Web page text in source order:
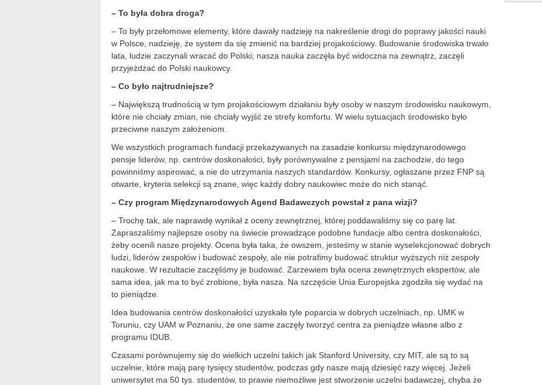
– To była dobra droga?
– To były przełomowe elementy, które dawały nadzieję na nakreślenie drogi do poprawy jakości nauki
w Polsce, nadzieję, że system da się zmienić na bardziej projakościowy. Budowanie środowiska trwało
lata, ludzie zaczynali wracać do Polski; nasza nauka zaczęła być widoczna na zewnątrz, zaczęli
przyjeżdżać do Polski naukowcy.
– Co było najtrudniejsze?
– Największą trudnością w tym projakościowym działaniu były osoby w naszym środowisku naukowym,
które nie chciały zmian, nie chciały wyjść ze strefy komfortu. W wielu sytuacjach środowisko było
przeciwne naszym założeniom.
We wszystkich programach fundacji przekazywanych na zasadzie konkursu międzynarodowego
pensje liderów, np. centrów doskonałości, były porównywalne z pensjami na zachodzie, do tego
powinniśmy aspirować, a nie do utrzymania naszych standardów. Konkursy, ogłaszane przez FNP są
otwarte, kryteria selekcji są znane, więc każdy dobry naukowiec może do nich stanąć.
– Czy program Międzynarodowych Agend Badawczych powstał z pana wizji?
– Trochę tak, ale naprawdę wynikał z oceny zewnętrznej, której poddawaliśmy się co parę lat.
Zapraszaliśmy najlepsze osoby na świecie prowadzące podobne fundacje albo centra doskonałości,
żeby ocenili nasze projekty. Ocena była taka, że owszem, jesteśmy w stanie wyselekcjonować dobrych
ludzi, liderów zespołów i budować zespoły, ale nie potrafimy budować struktur wyższych niż zespoły
naukowe. W rezultacie zaczęliśmy je budować. Zarzewiem była ocena zewnętrznych ekspertów, ale
sama idea, jak ma to być zrobione, była nasza. Na szczęście Unia Europejska zgodziła się wydać na
to pieniądze.
Idea budowania centrów doskonałości uzyskała tyle poparcia w dobrych uczelniach, np. UMK w
Toruniu, czy UAM w Poznaniu, że one same zaczęły tworzyć centra za pieniądze własne albo z
programu IDUB.
Czasami porównujemy się do wielkich uczelni takich jak Stanford University, czy MIT, ale są to są
uczelnie, które mają parę tysięcy studentów, podczas gdy nasze mają dziesięć razy więcej. Jeżeli
uniwersytet ma 50 tys. studentów, to prawie niemożliwe jest stworzenie uczelni badawczej, chyba że